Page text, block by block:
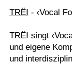
TRËI - ‹Vocal
TRËI singt
und eigene
und